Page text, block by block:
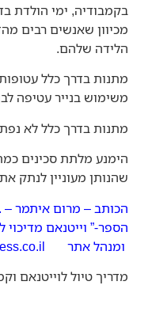
בקמבודיה, ימי הולדת
מכיוון שאנשים רבים
הלידה שלהם.
מתנות בדרך כלל
משימוש בנייר עטיפה
מתנות בדרך כלל לא
הימנע מלתת סכינים
שהנותן מעוניין לנתק
ומנהל אתר
מדריךטיול לוייטנאם